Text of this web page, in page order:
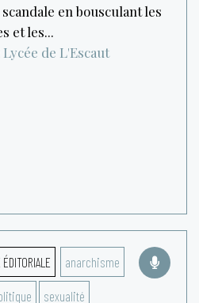
en bousculant les
et les...
Lycée de L'Escaut
anarchisme
sexualité